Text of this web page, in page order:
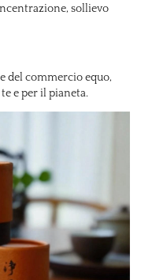
sollievo
del commercio equo,
e per il pianeta.